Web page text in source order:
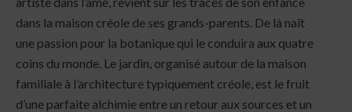
dans la maison créole de ses grands-parents. De là naît
une passion pour la botanique qui le conduira aux quatre
coins du monde. Le jardin, organisé autour de la maison
familiale à l’architecture typiquement créole, est le fruit
d’une parfaite alchimie entre un retour aux sources et un